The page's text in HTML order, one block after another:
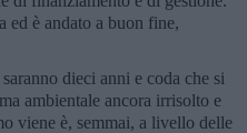
ed è andato a buon fine,
dieci anni e coda che si
ambientale ancora irrisolto e
viene è, semmai, a livello delle